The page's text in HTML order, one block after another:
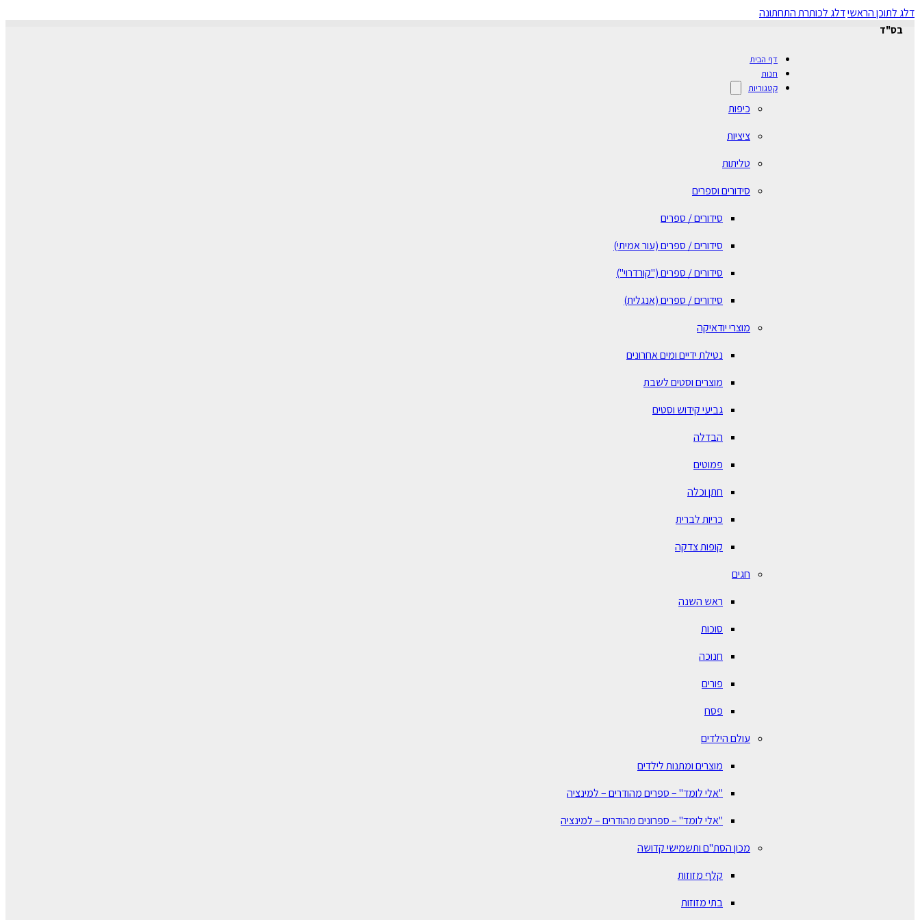
דלג לתוכן הראשידלג לכותרת התחתונה
בס"ד
דף הבית
חנות
קטגוריות
כיפות
ציציות
טליתות
סידורים וספרים
סידורים / ספרים
⁠סידורים / ספרים (עור אמיתי)
סידורים / ספרים ("קורדרוי")
סידורים / ספרים (אנגלית)
מוצרי יודאיקה
נטילת ידיים ומים אחרונים
מוצרים וסטים לשבת
גביעי קידוש וסטים
הבדלה
פמוטים
חתן וכלה
כריות לברית
קופות צדקה
חגים
ראש השנה
סוכות
חנוכה
פורים
פסח
עולם הילדים
מוצרים ומתנות לילדים
"אלי לומד" – ספרים מהודרים – למינציה
"אלי לומד" – ספרונים מהודרים – למינציה
מכון הסת"ם ותשמישי קדושה
קלף מזוזות
בתי מזוזות